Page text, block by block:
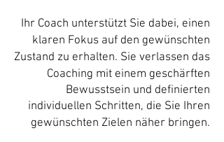
Ihr Coach unterstützt Sie dabei, einen
klaren Fokus auf den gewünschten
Zustand zu erhalten. Sie verlassen das
Coaching mit einem geschärften
Bewusstsein und definierten
individuellen Schritten, die Sie Ihren
gewünschten Zielen näher bringen.